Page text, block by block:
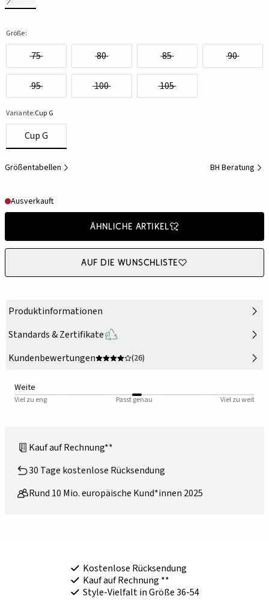
Größe:
75 80 85 90
95 100 105
Variante:Cup G
Cup G
Größentabellen BH Beratung
Ausverkauft
Ähnliche Artikel
Auf die Wunschliste
Produktinformationen
Standards & Zertifikate
Kundenbewertungen
(26)
Weite
Viel zu eng Passt genau Viel zu weit
Kauf auf Rechnung**
30 Tage kostenlose Rücksendung
Rund 10 Mio. europäische Kund*innen 2025
Kostenlose Rücksendung
Kauf auf Rechnung **
Style-Vielfalt in Größe 36-54